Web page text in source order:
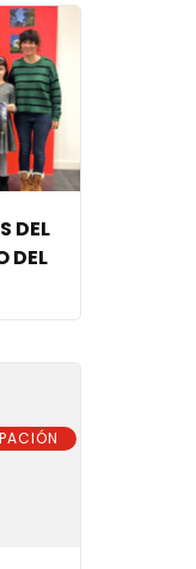
DEL
DEL